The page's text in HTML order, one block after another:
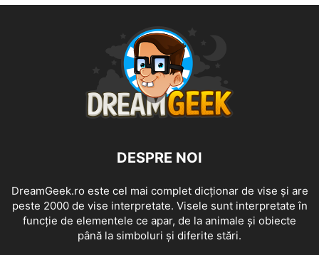
DESPRE NOI
DreamGeek.ro este cel mai complet dicționar de vise și are
peste 2000 de vise interpretate. Visele sunt interpretate în
funcție de elementele ce apar, de la animale și obiecte
până la simboluri și diferite stări.